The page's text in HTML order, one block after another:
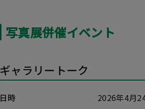
写真展併催イベント
ギャラリートーク
日時 2026年4月